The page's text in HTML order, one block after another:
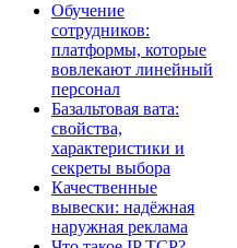
Обучение
сотрудников:
платформы, которые
вовлекают линейный
персонал
Базальтовая вата:
свойства,
характеристики и
секреты выбора
Качественные
вывески: надёжная
наружная реклама